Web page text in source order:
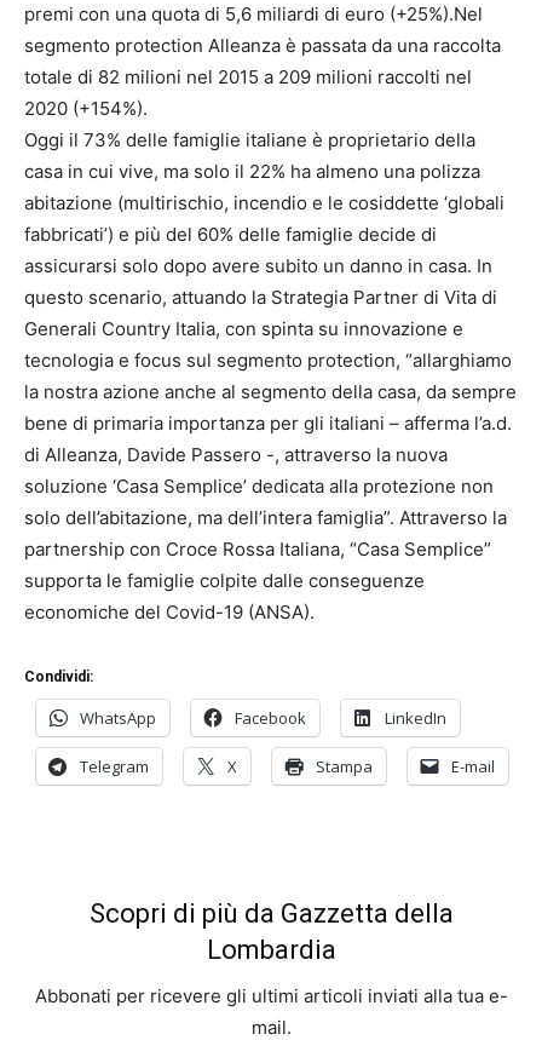
premi con una quota di 5,6 miliardi di euro (+25%).Nel
segmento protection Alleanza è passata da una raccolta
totale di 82 milioni nel 2015 a 209 milioni raccolti nel
2020 (+154%).
Oggi il 73% delle famiglie italiane è proprietario della
casa in cui vive, ma solo il 22% ha almeno una polizza
abitazione (multirischio, incendio e le cosiddette ‘globali
fabbricati’) e più del 60% delle famiglie decide di
assicurarsi solo dopo avere subito un danno in casa. In
questo scenario, attuando la Strategia Partner di Vita di
Generali Country Italia, con spinta su innovazione e
tecnologia e focus sul segmento protection, “allarghiamo
la nostra azione anche al segmento della casa, da sempre
bene di primaria importanza per gli italiani – afferma l’a.d.
di Alleanza, Davide Passero -, attraverso la nuova
soluzione ‘Casa Semplice’ dedicata alla protezione non
solo dell’abitazione, ma dell’intera famiglia”. Attraverso la
partnership con Croce Rossa Italiana, “Casa Semplice”
supporta le famiglie colpite dalle conseguenze
economiche del Covid-19 (ANSA).
Condividi:
WhatsApp Facebook LinkedIn
Telegram X Stampa E-mail
Scopri di più da Gazzetta della
Lombardia
Abbonati per ricevere gli ultimi articoli inviati alla tua e-
mail.